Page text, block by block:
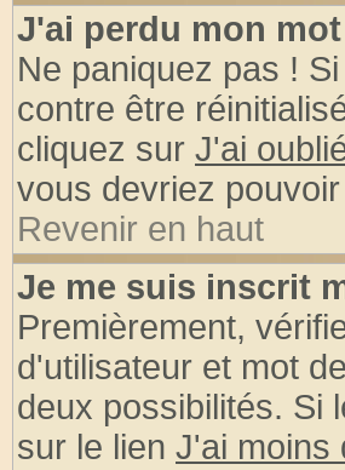
J'ai perdu mon
Ne paniquez pas !
contre être
cliquez sur J'ai
vous devriez
Revenir en haut
Je me suis inscrit
Premièrement,
d'utilisateur et mot
deux possibilités. Si
sur le lien J'ai moins